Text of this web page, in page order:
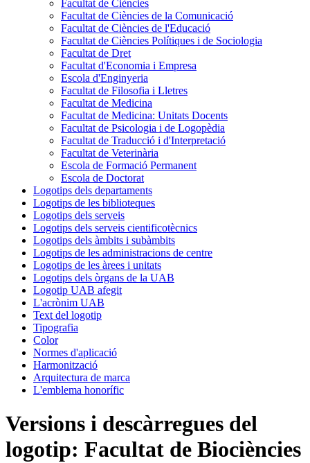
Facultat de Ciències
Facultat de Ciències de la Comunicació
Facultat de Ciències de l'Educació
Facultat de Ciències Polítiques i de Sociologia
Facultat de Dret
Facultat d'Economia i Empresa
Escola d'Enginyeria
Facultat de Filosofia i Lletres
Facultat de Medicina
Facultat de Medicina: Unitats Docents
Facultat de Psicologia i de Logopèdia
Facultat de Traducció i d'Interpretació
Facultat de Veterinària
Escola de Formació Permanent
Escola de Doctorat
Logotips dels departaments
Logotips de les biblioteques
Logotips dels serveis
Logotips dels serveis cientificotècnics
Logotips dels àmbits i subàmbits
Logotips de les administracions de centre
Logotips de les àrees i unitats
Logotips dels òrgans de la UAB
Logotip UAB afegit
L'acrònim UAB
Text del logotip
Tipografia
Color
Normes d'aplicació
Harmonització
Arquitectura de marca
L'emblema honorífic
Versions i descàrregues del
logotip: Facultat de Biociències